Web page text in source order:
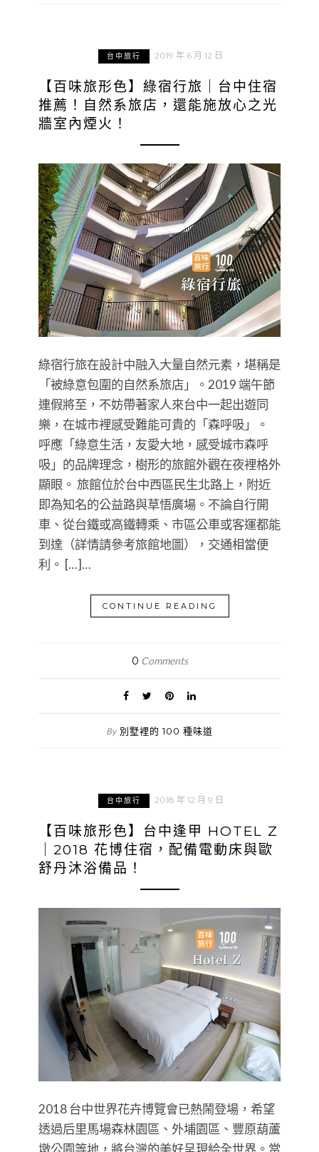
台中旅行 2019 年 6 月 12 日
【百味旅形色】綠宿行旅｜台中住宿
推薦！自然系旅店，還能施放心之光
牆室內煙火！
綠宿行旅在設計中融入大量自然元素，堪稱是
「被綠意包圍的自然系旅店」。2019 端午節
連假將至，不妨帶著家人來台中一起出遊同
樂，在城市裡感受難能可貴的「森呼吸」。
呼應「綠意生活，友愛大地，感受城市森呼
吸」的品牌理念，樹形的旅館外觀在夜裡格外
顯眼。 旅館位於台中西區民生北路上，附近
即為知名的公益路與草悟廣場。不論自行開
車、從台鐵或高鐵轉乘、市區公車或客運都能
到達（詳情請參考旅館地圖），交通相當便
利。 […]…
CONTINUE READING
0 Comments
By 別墅裡的 100 種味道
台中旅行 2018 年 12 月 9 日
【百味旅形色】台中逢甲 HOTEL Z
｜2018 花博住宿，配備電動床與歐
舒丹沐浴備品！
2018 台中世界花卉博覽會已熱鬧登場，希望
透過后里馬場森林園區、外埔園區、豐原葫蘆
墩公園等地，將台灣的美好呈現給全世界。當